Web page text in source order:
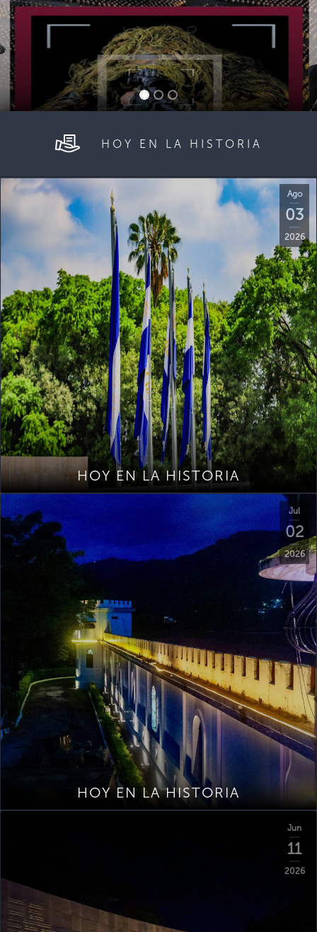
HOY EN LA HISTORIA
Ago
03
2026
HOY EN LA HISTORIA
Jul
02
2026
HOY EN LA HISTORIA
Jun
11
2026